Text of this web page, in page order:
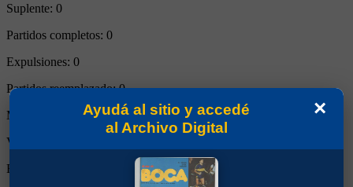
Suplente: 0
Partidos completos: 0
Expulsiones: 0
Partidos reemplazado:0
Minutos Disputados:36
Victorias:
Empates:
×
Ayudá al sitio y accedé
al Archivo Digital